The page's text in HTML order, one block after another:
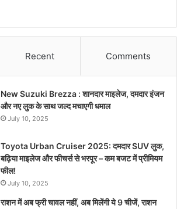
Recent Comments
New Suzuki Brezza : शानदार माइलेज, दमदार इंजन
और नए लुक के साथ जल्द मचाएगी धमाल
July 10, 2025
Toyota Urban Cruiser 2025: दमदार SUV लुक,
बढ़िया माइलेज और फीचर्स से भरपूर – कम बजट में प्रीमियम
फील!
July 10, 2025
राशन में अब फ्री चावल नहीं, अब मिलेंगी ये 9 चीजें, राशन